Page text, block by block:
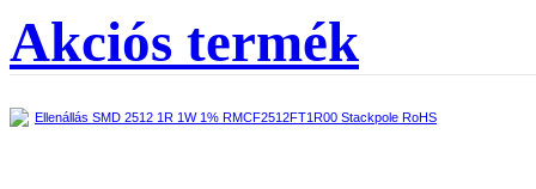
Akciós termék
Ellenállás SMD 2512 1R 1W 1% RMCF2512FT1R00 Stackpole RoHS